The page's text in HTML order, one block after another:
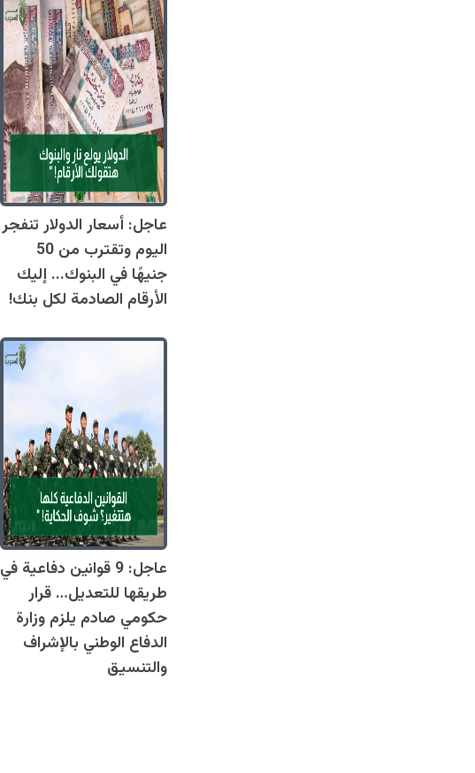
عاجل: أسعار الدولار تنفجر
اليوم وتقترب من 50
جنيهًا في البنوك... إليك
الأرقام الصادمة لكل بنك!
عاجل: 9 قوانين دفاعية في
طريقها للتعديل… قرار
حكومي صادم يلزم وزارة
الدفاع الوطني بالإشراف
والتنسيق